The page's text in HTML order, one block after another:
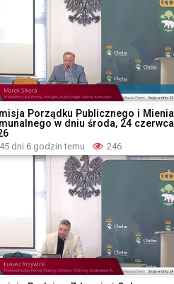
Porządku Publicznego i Mienia
w dniu środa, 24 czerwca
45 dni 6 godzin temu 246